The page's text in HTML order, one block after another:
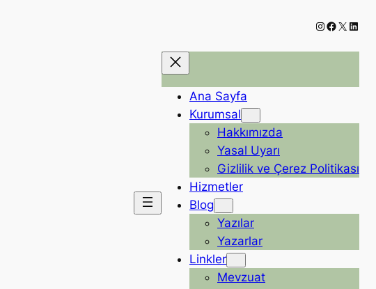
Instagram
X
Ana Sayfa
Kurumsal
Hakkımızda
Yasal Uyarı
Gizlilik ve Çerez Politikası
Hizmetler
Blog
Yazılar
Yazarlar
Linkler
Mevzuat